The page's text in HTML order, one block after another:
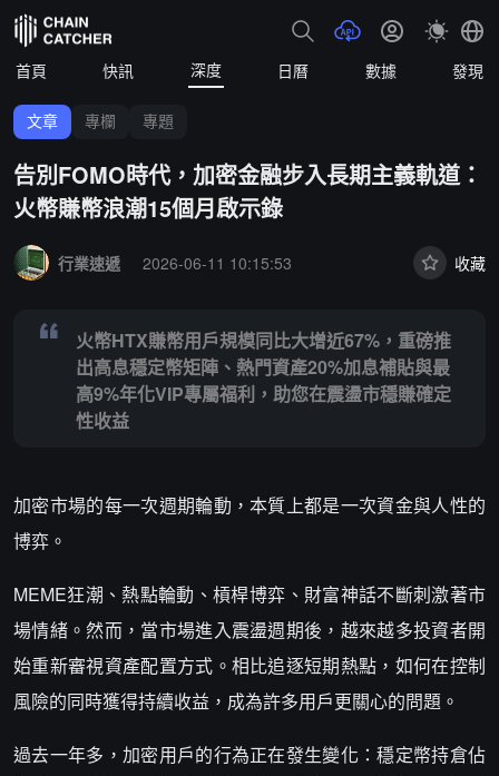
首頁 快訊 深度 日曆 數據 發現
文章 專欄 專題
告別FOMO時代，加密金融步入長期主義軌道：
火幣賺幣浪潮15個月啟示錄
行業速遞
2026-06-11 10:15:53 收藏
火幣HTX賺幣用戶規模同比大增近67%，重磅推
出高息穩定幣矩陣、熱門資產20%加息補貼與最
高9%年化VIP專屬福利，助您在震盪市穩賺確定
性收益
加密市場的每一次週期輪動，本質上都是一次資金與人性的
博弈。
MEME狂潮、熱點輪動、槓桿博弈、財富神話不斷刺激著市
場情緒。然而，當市場進入震盪週期後，越來越多投資者開
始重新審視資產配置方式。相比追逐短期熱點，如何在控制
風險的同時獲得持續收益，成為許多用戶更關心的問題。
過去一年多，加密用戶的行為正在發生變化：穩定幣持倉佔